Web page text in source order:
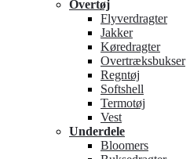
Overtøj
Flyverdragter
Jakker
Køredragter
Overtræksbukser
Regntøj
Softshell
Termotøj
Vest
Underdele
Bloomers